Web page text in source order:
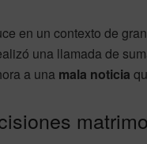
en un contexto de
una llamada de
a una mala noticia